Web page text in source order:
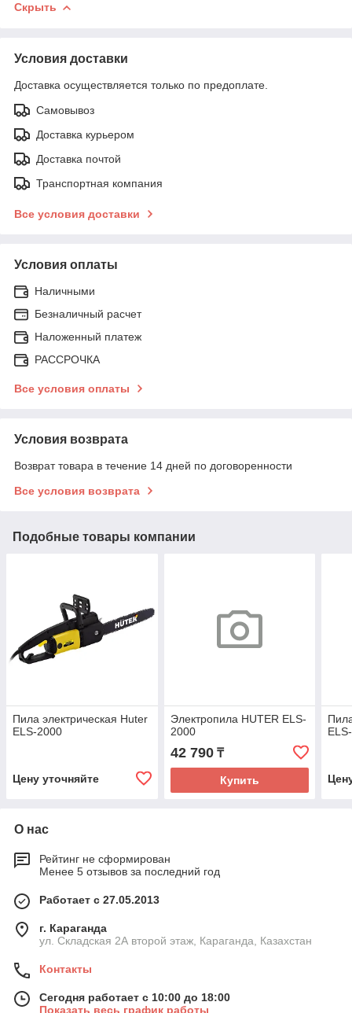
Скрыть
Условия доставки
Доставка осуществляется только по предоплате.
Самовывоз
Доставка курьером
Доставка почтой
Транспортная компания
Все условия доставки
Условия оплаты
Наличными
Безналичный расчет
Наложенный платеж
РАССРОЧКА
Все условия оплаты
Условия возврата
Возврат товара в течение 14 дней по договоренности
Все условия возврата
Подобные товары компании
Пила электрическая Huter
ELS-2000
Цену уточняйте
Электропила HUTER ELS-
2000
42 790₸
Купить
О нас
Рейтинг не сформирован
Менее 5 отзывов за последний год
Работает с 27.05.2013
г. Караганда
ул. Складская 2А второй этаж, Караганда, Казахстан
Контакты
Сегодня работает с 10:00 до 18:00
Показать весь график работы